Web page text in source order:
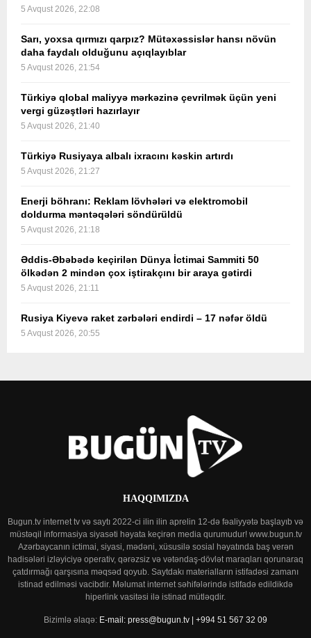
5 Avqust 2026, 22:08
Sarı, yoxsa qırmızı qarpız? Mütəxəssislər hansı növün
daha faydalı olduğunu açıqlayıblar
5 Avqust 2026, 21:54
Türkiyə qlobal maliyyə mərkəzinə çevrilmək üçün yeni
vergi güzəştləri hazırlayır
5 Avqust 2026, 21:40
Türkiyə Rusiyaya albalı ixracını kəskin artırdı
5 Avqust 2026, 21:27
Enerji böhranı: Reklam lövhələri və elektromobil
doldurma məntəqələri söndürüldü
5 Avqust 2026, 21:18
Əddis-Əbəbədə keçirilən Dünya İctimai Sammiti 50
ölkədən 2 mindən çox iştirakçını bir araya gətirdi
5 Avqust 2026, 21:11
Rusiya Kiyevə raket zərbələri endirdi – 17 nəfər öldü
5 Avqust 2026, 20:55
HAQQIMIZDA
Bugun.tv internet tv və saytı 2022-ci ilin ilin aprelin 12-də fəaliyyətə başlayıb və
müstəqil informasiya siyasəti həyata keçirən media qurumudur! www.bugun.tv
Azərbaycanın ictimai, siyasi, mədəni, xüsusilə sosial həyatında baş verən
hadisələri izləyiciyə operativ, qərəzsiz və vətəndaş-dövlət maraqları qorunaraq
çatdırmağı qarşısına məqsəd qoyub. Saytdakı materialların istifadəsi zamanı
istinad edilməsi vacibdir. Məlumat internet səhifələrində istifadə edildikdə
hiperlink vasitəsi ilə istinad mütləqdir.
Bizimlə əlaqə: E-mail: press@bugun.tv | +994 51 567 32 09